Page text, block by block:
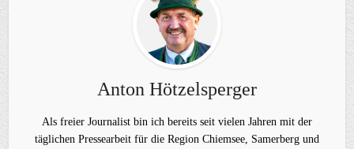
Anton Hötzelsperger
Als freier Journalist bin ich bereits seit vielen Jahren mit der
täglichen Pressearbeit für die Region Chiemsee, Samerberg und